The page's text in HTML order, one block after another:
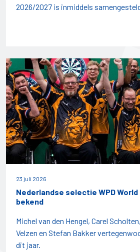
2026/2027 is inmiddels
23 juli 2026
Nederlandse selectie WPD World
bekend
Michel van den Hengel, Carel
Velzen en Stefan Bakker
dit jaar.